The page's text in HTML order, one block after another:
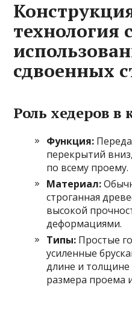
технология
сдвоенных
Роль хедеров в
Функция:
перекрытий
по всему проему.
Материал:
строганная
высокой
деформациями.
Типы: Простые
усиленные
длине и толщине
размера проема